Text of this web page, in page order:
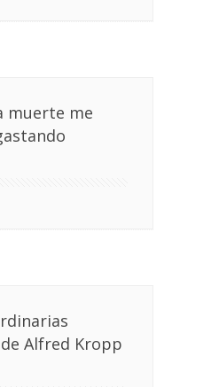
muerte me
Alfred Kropp